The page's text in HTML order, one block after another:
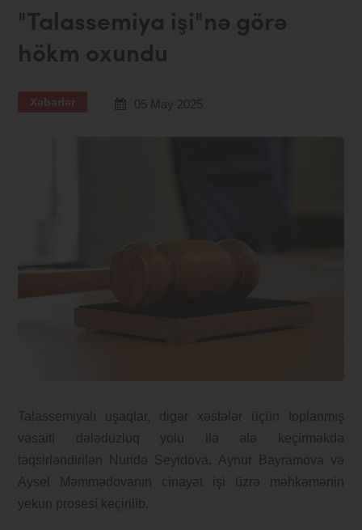
"Talassemiya işi"nə görə
hökm oxundu
Xəbərlər 05 May 2025
Talassemiyalı uşaqlar, digər xəstələr üçün toplanmış
vəsaiti dələduzluq yolu ilə ələ keçirməkdə
təqsirləndirilən Nuridə Seyidova, Aynur Bayramova və
Aysel Məmmədovanın cinayət işi üzrə məhkəmənin
yekun prosesi keçirilib.